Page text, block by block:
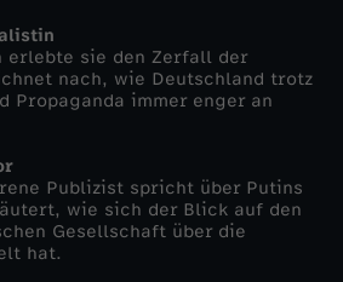
erlebte sie den Zerfall der
nach, wie Deutschland trotz
Propaganda immer enger an
Publizist spricht über Putins
wie sich der Blick auf den
Gesellschaft über die
hat.